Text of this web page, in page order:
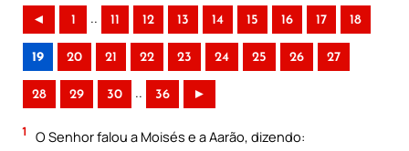
◄ 1 .. 11 12 13 14 15 16 17 18
19 20 21 22 23 24 25 26 27
28 29 30 .. 36 ►
1 O Senhor falou a Moisés e a Aarão, dizendo: